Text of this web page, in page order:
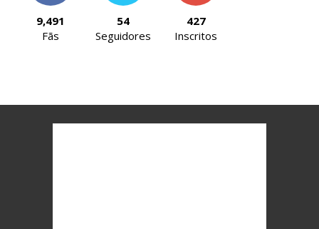
9,491
Fãs
54
Seguidores
427
Inscritos